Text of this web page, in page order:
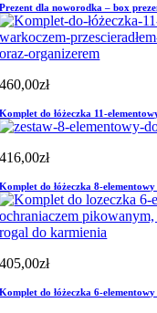
Prezent dla noworodka – box
460,00zł
Komplet do łóżeczka 11-
416,00zł
Komplet do łóżeczka 8-
405,00zł
Komplet do łóżeczka 6-